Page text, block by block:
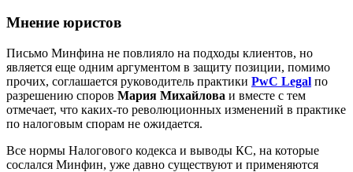
Мнение юристов
Письмо Минфина не повлияло на подходы клиентов, но
является еще одним аргументом в защиту позиции, помимо
прочих, соглашается руководитель практики PwC Legal по
разрешению споров Мария Михайлова и вместе с тем
отмечает, что каких-то революционных изменений в практике
по налоговым спорам не ожидается.
Все нормы Налогового кодекса и выводы КC, на которые
сослался Минфин, уже давно существуют и применяются